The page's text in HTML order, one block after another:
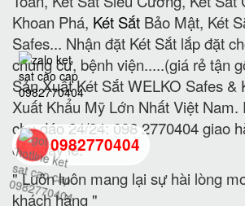
Khoan Phá, Két Sắt Bảo Mật, Két
Safes... Nhận đặt Két Sắt lắp đặt
chung cư, bệnh viện.....(giá rẻ tận
Sản Xuất Két Sắt WELKO Safes &
Xuất Khẩu Mỹ Lớn Nhất Việt Nam.
chu đáo 24/24: 098 2770404 giao
cả ngày lễ.
" Luôn luôn mang lại sự hài lòng
khách hàng "
0982770404